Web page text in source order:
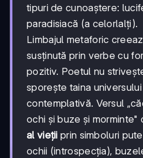
tipuri de cunoaștere:
paradisiacă (a celorlalți).
Limbajul metaforic
susținută prin verbe cu
pozitiv. Poetul nu
sporește taina
contemplativă. Versul
ochi și buze și
al vieții prin simboluri
ochii (introspecția),